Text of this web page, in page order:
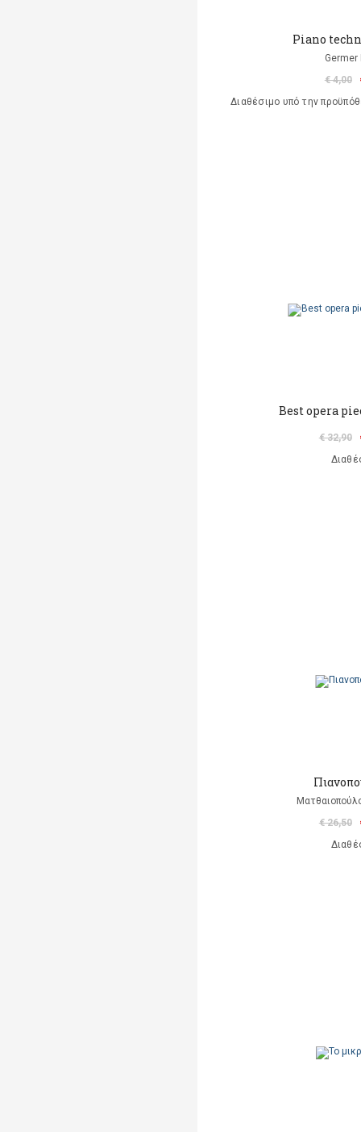
Piano
Germer
€ 4,00
Διαθέσιμο υπό την
Best opera
€ 32,90
€ 26,50